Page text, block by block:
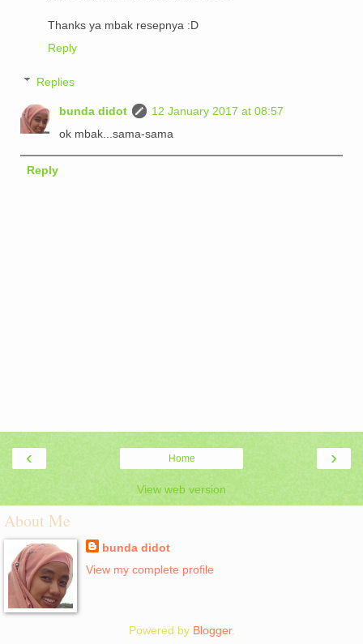
Thanks ya mbak resepnya :D
Reply
Replies
bunda didot
12 January 2017 at 08:57
ok mbak...sama-sama
Reply
‹ ›
Home
View web version
About Me
bunda didot
View my complete profile
Powered by Blogger.